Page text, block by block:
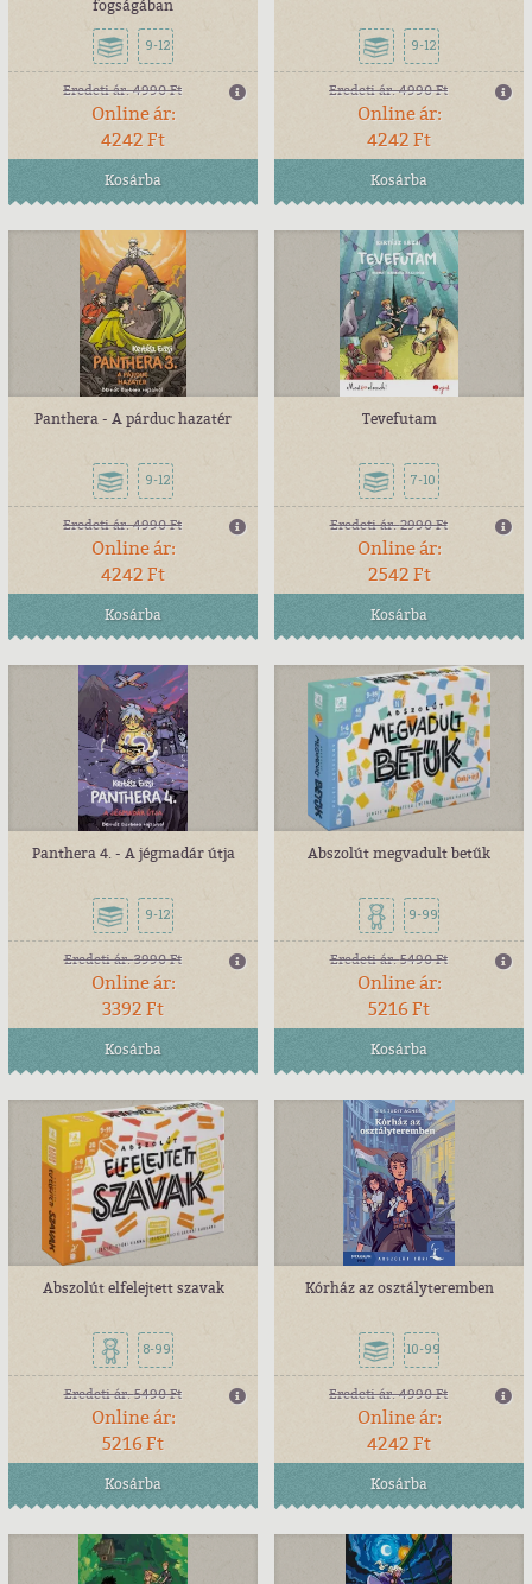
fogságában
9-12
Eredeti ár:4990 Ft
Online ár:
4242 Ft
Kosárba
9-12
Eredeti ár:4990 Ft
Online ár:
4242 Ft
Kosárba
Panthera - A párduc hazatér
9-12
Eredeti ár:4990 Ft
Online ár:
4242 Ft
Kosárba
Tevefutam
7-10
Eredeti ár:2990 Ft
Online ár:
2542 Ft
Kosárba
Panthera 4. - A jégmadár útja
9-12
Eredeti ár:3990 Ft
Online ár:
3392 Ft
Kosárba
Abszolút megvadult betűk
9-99
Eredeti ár:5490 Ft
Online ár:
5216 Ft
Kosárba
Abszolút elfelejtett szavak
8-99
Eredeti ár:5490 Ft
Online ár:
5216 Ft
Kosárba
Kórház az osztályteremben
10-99
Eredeti ár:4990 Ft
Online ár:
4242 Ft
Kosárba